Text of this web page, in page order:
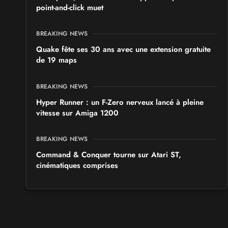
point-and-click muet
BREAKING NEWS
Quake fête ses 30 ans avec une extension gratuite
de 19 maps
BREAKING NEWS
Hyper Runner : un F-Zero nerveux lancé à pleine
vitesse sur Amiga 1200
BREAKING NEWS
Command & Conquer tourne sur Atari ST,
cinématiques comprises